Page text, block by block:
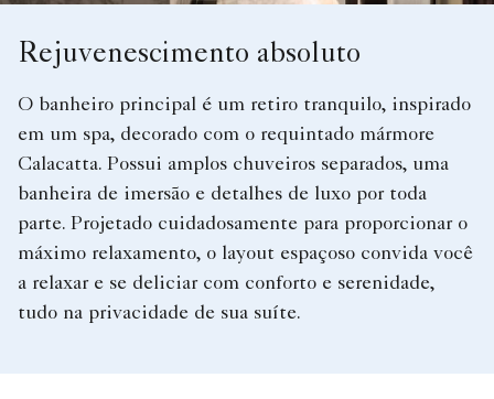
Rejuvenescimento absoluto
O banheiro principal é um retiro tranquilo, inspirado
em um spa, decorado com o requintado mármore
Calacatta. Possui amplos chuveiros separados, uma
banheira de imersão e detalhes de luxo por toda
parte. Projetado cuidadosamente para proporcionar o
máximo relaxamento, o layout espaçoso convida você
a relaxar e se deliciar com conforto e serenidade,
tudo na privacidade de sua suíte.